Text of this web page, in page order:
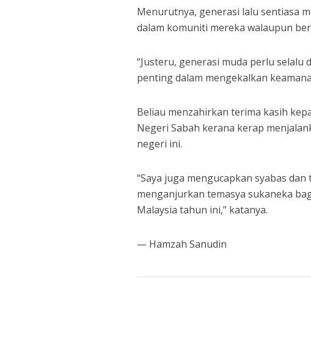
Menurutnya, generasi lalu sentiasa
dalam komuniti mereka walaupun
“Justeru, generasi muda perlu
penting dalam mengekalkan
Beliau menzahirkan terima kasih
Negeri Sabah kerana kerap
negeri ini.
“Saya juga mengucapkan syabas
menganjurkan temasya sukaneka
Malaysia tahun ini,” katanya.
— Hamzah Sanudin